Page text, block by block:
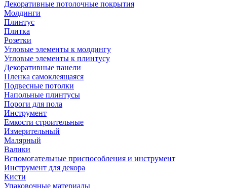
Декоративные потолочные покрытия
Молдинги
Плинтус
Плитка
Розетки
Угловые элементы к молдингу
Угловые элементы к плинтусу
Декоративные панели
Пленка самоклеящаяся
Подвесные потолки
Напольные плинтусы
Пороги для пола
Инструмент
Емкости строительные
Измерительный
Малярный
Валики
Вспомогательные приспособления и инструмент
Инструмент для декора
Кисти
Упаковочные материалы